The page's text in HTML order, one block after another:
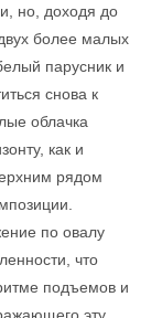
но, доходя до
более малых
парусник и
снова к
облачка
как и
рядом
по овалу
что
подъемов и
эту